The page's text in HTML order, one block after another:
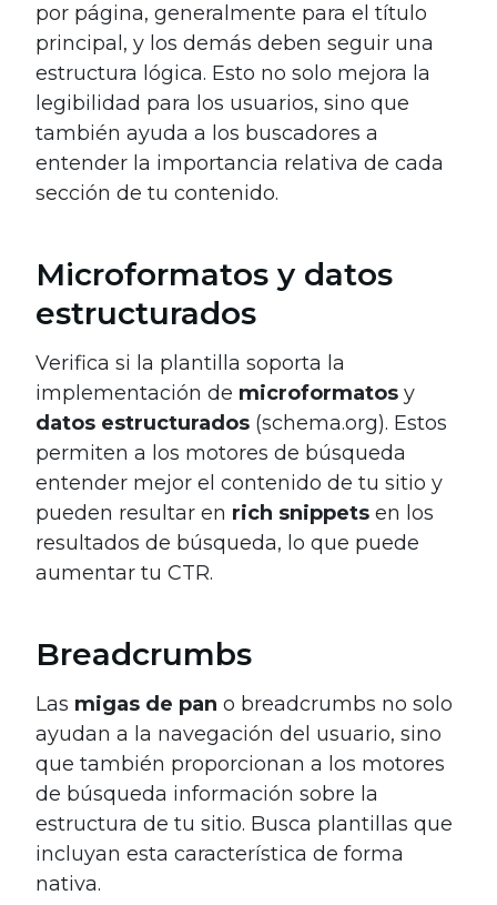
por página, generalmente para el título
principal, y los demás deben seguir una
estructura lógica. Esto no solo mejora la
legibilidad para los usuarios, sino que
también ayuda a los buscadores a
entender la importancia relativa de cada
sección de tu contenido.
Microformatos y datos
estructurados
Verifica si la plantilla soporta la
implementación de microformatos y
datos estructurados (schema.org). Estos
permiten a los motores de búsqueda
entender mejor el contenido de tu sitio y
pueden resultar en rich snippets en los
resultados de búsqueda, lo que puede
aumentar tu CTR.
Breadcrumbs
Las migas de pan o breadcrumbs no solo
ayudan a la navegación del usuario, sino
que también proporcionan a los motores
de búsqueda información sobre la
estructura de tu sitio. Busca plantillas que
incluyan esta característica de forma
nativa.